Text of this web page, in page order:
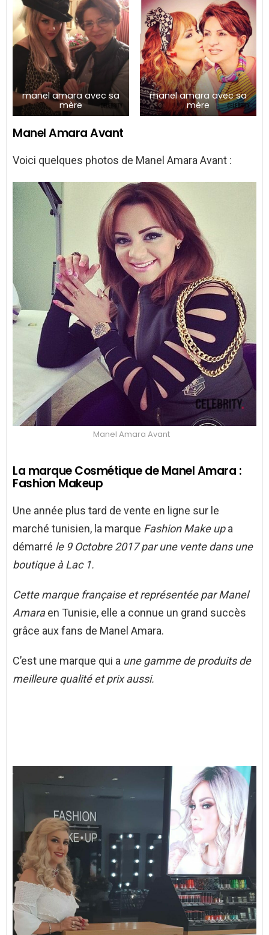
manel amara avec sa
mère
manel amara avec sa
mère
Manel Amara Avant
Voici quelques photos de Manel Amara Avant :
Manel Amara Avant
La marque Cosmétique de Manel Amara :
Fashion Makeup
Une année plus tard de vente en ligne sur le
marché tunisien, la marque Fashion Make upa
démarré le 9 Octobre 2017 par une vente dans une
boutique à Lac 1.
Cette marque française et représentée par Manel
Amaraen Tunisie, elle a connue un grand succès
grâce aux fans de Manel Amara.
C’est une marque qui a une gamme de produits de
meilleure qualité et prix aussi.